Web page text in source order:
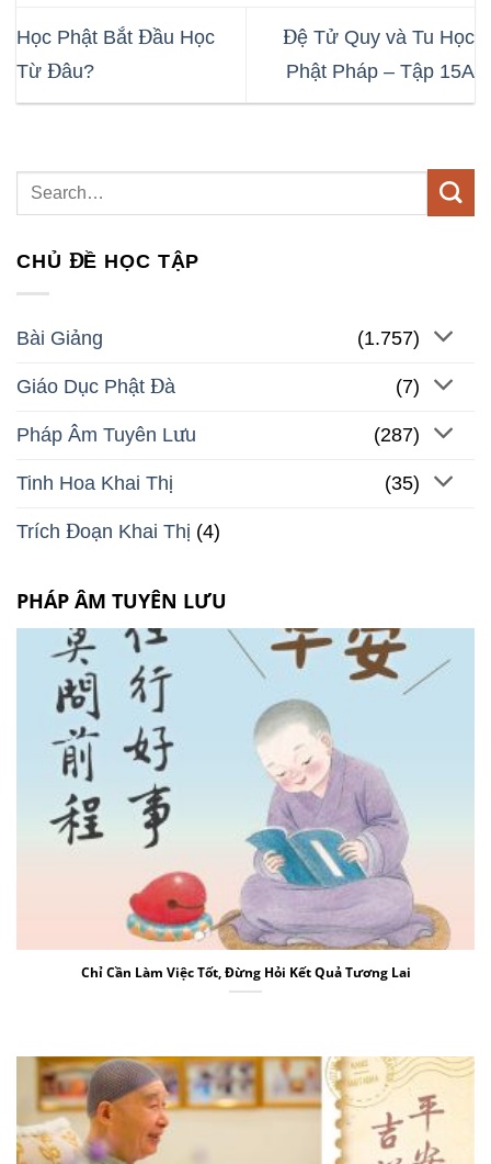
Học Phật Bắt Đầu Học
Từ Đâu?
Đệ Tử Quy và Tu Học
Phật Pháp – Tập 15A
CHỦ ĐỀ HỌC TẬP
Bài Giảng (1.757)
Giáo Dục Phật Đà (7)
Pháp Âm Tuyên Lưu (287)
Tinh Hoa Khai Thị (35)
Trích Đoạn Khai Thị (4)
PHÁP ÂM TUYÊN LƯU
Chỉ Cần Làm Việc Tốt, Đừng Hỏi Kết Quả Tương Lai